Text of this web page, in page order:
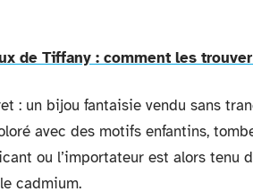
de Tiffany : comment les
: un bijou fantaisie vendu sans
avec des motifs enfantins,
ou l’importateur est alors tenu
cadmium.